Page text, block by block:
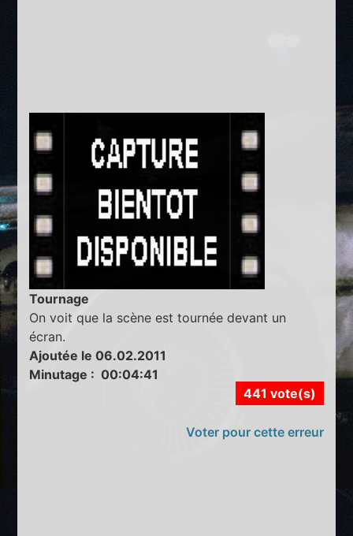
Tournage
On voit que la scène est tournée devant un
écran.
Ajoutée le 06.02.2011
Minutage : 00:04:41
441 vote(s)
Voter pour cette erreur